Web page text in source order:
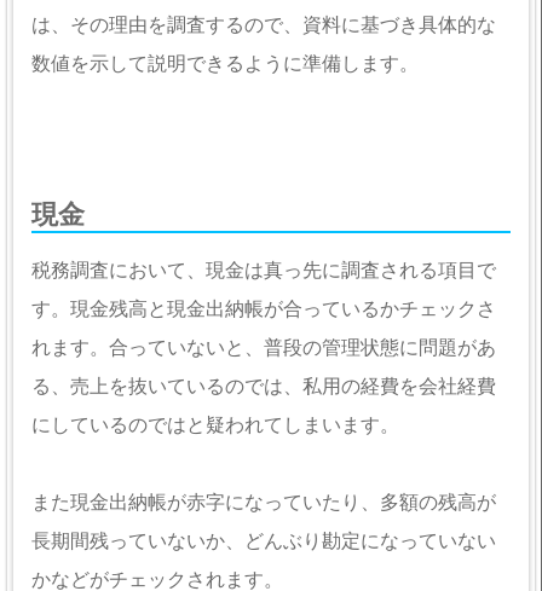
は、その理由を調査するので、資料に基づき具体的な
数値を示して説明できるように準備します。
現金
税務調査において、現金は真っ先に調査される項目で
す。現金残高と現金出納帳が合っているかチェックさ
れます。合っていないと、普段の管理状態に問題があ
る、売上を抜いているのでは、私用の経費を会社経費
にしているのではと疑われてしまいます。
また現金出納帳が赤字になっていたり、多額の残高が
長期間残っていないか、どんぶり勘定になっていない
かなどがチェックされます。